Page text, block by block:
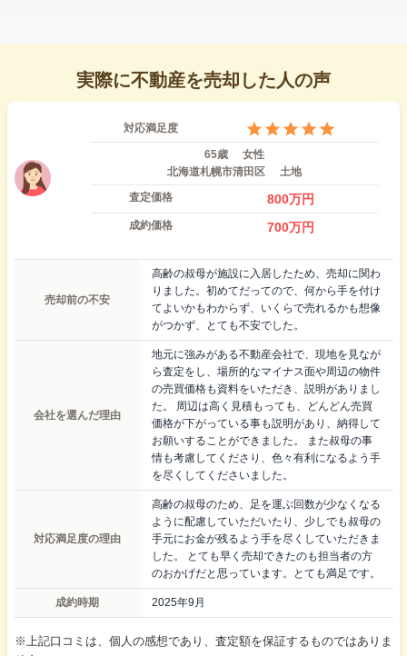
実際に不動産を売却した人の声
対応満足度
65歳
女性
北海道札幌市清田区
土地
査定価格
800万円
成約価格 700万円
売却前の不安
高齢の叔母が施設に入居したため、売却に関わ
りました。初めてだってので、何から手を付け
てよいかもわからず、いくらで売れるかも想像
がつかず、とても不安でした。
会社を選んだ理由
地元に強みがある不動産会社で、現地を見なが
ら査定をし、場所的なマイナス面や周辺の物件
の売買価格も資料をいただき、説明がありまし
た。 周辺は高く見積もっても、どんどん売買
価格が下がっている事も説明があり、納得して
お願いすることができました。 また叔母の事
情も考慮してくださり、色々有利になるよう手
を尽くしてくださいました。
対応満足度の理由
高齢の叔母のため、足を運ぶ回数が少なくなる
ように配慮していただいたり、少しでも叔母の
手元にお金が残るよう手を尽くしていただきま
した。 とても早く売却できたのも担当者の方
のおかげだと思っています。とても満足です。
成約時期 2025年9月
※上記口コミは、個人の感想であり、査定額を保証するものではありま